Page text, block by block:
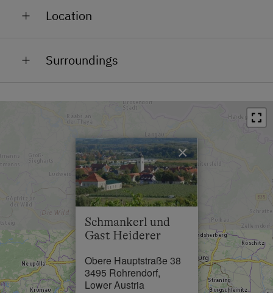
Location
Surroundings
Bus Stop in 0.5 km
Town / Village Centre in 0.5 km
Restaurant in 0.5 km
Swimming Pool in 5 km
Lake / Pond in 25 km
Schmankerl und
Gast Heiderer
Obere Hauptstraße 38
3495 Rohrendorf,
Lower Austria
×